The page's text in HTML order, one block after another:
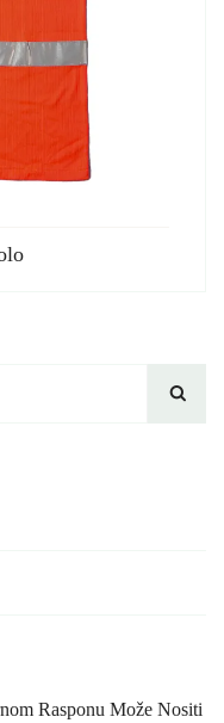

Rasponu Može Nositi